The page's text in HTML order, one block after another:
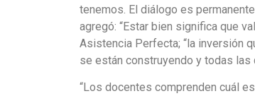
tenemos. El diálogo es
agregó: “Estar bien significa que
Asistencia Perfecta; “la inversión
se están construyendo y todas las
“Los docentes comprenden cuál